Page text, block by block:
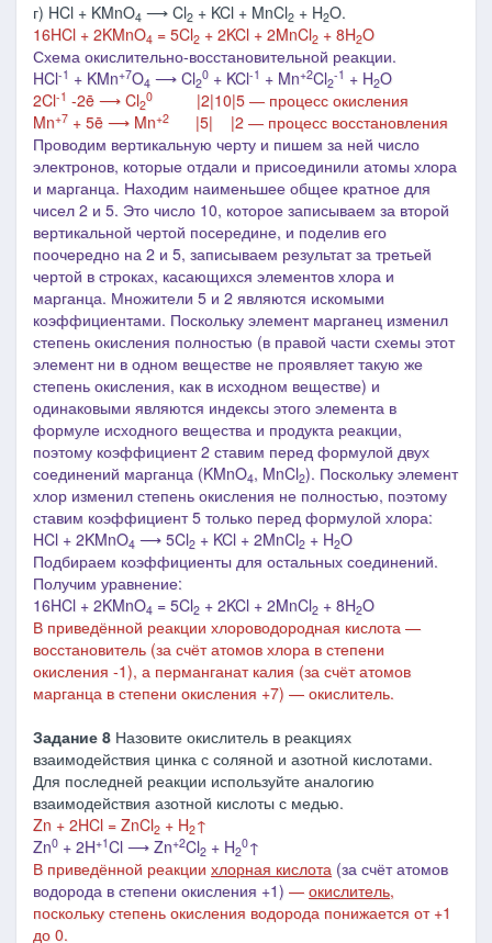
г) HCl + KMnO4 ⟶ Cl2 + KCl + MnCl2 + H2O.
16HCl + 2KMnO4 = 5Cl2 + 2KCl + 2MnCl2 + 8H2O
Схема окислительно-восстановительной реакции.
HCl-1 + KMn+7O4 ⟶ Cl2
0 + KCl-1 + Mn+2Cl2
-1 + H2O
2Cl-1 -2ē ⟶ Cl2
0
|2|10|5 ― процесс окисления
Mn+7 + 5ē ⟶ Mn+2
|5| |2 ― процесс восстановления
Проводим вертикальную черту и пишем за ней число
электронов, которые отдали и присоединили атомы хлора
и марганца. Находим наименьшее общее кратное для
чисел 2 и 5. Это число 10, которое записываем за второй
вертикальной чертой посередине, и поделив его
поочередно на 2 и 5, записываем результат за третьей
чертой в строках, касающихся элементов хлора и
марганца. Множители 5 и 2 являются искомыми
коэффициентами. Поскольку элемент марганец изменил
степень окисления полностью (в правой части схемы этот
элемент ни в одном веществе не проявляет такую же
степень окисления, как в исходном веществе) и
одинаковыми являются индексы этого элемента в
формуле исходного вещества и продукта реакции,
поэтому коэффициент 2 ставим перед формулой двух
соединений марганца (KMnO4, MnCl2). Поскольку элемент
хлор изменил степень окисления не полностью, поэтому
ставим коэффициент 5 только перед формулой хлора:
HCl + 2KMnO4 ⟶ 5Cl2 + KCl + 2MnCl2 + H2O
Подбираем коэффициенты для остальных соединений.
Получим уравнение:
16HCl + 2KMnO4 = 5Cl2 + 2KCl + 2MnCl2 + 8H2O
В приведённой реакции хлороводородная кислота —
восстановитель (за счёт атомов хлора в степени
окисления -1), а перманганат калия (за счёт атомов
марганца в степени окисления +7) — окислитель.
Задание 8 Назовите окислитель в реакциях
взаимодействия цинка с соляной и азотной кислотами.
Для последней реакции используйте аналогию
взаимодействия азотной кислоты с медью.
Zn + 2HCl = ZnCl2 + H2↑
Zn0 + 2H+1Cl ⟶ Zn+2Cl2 + H2
0↑
В приведённой реакции хлорная кислота (за счёт атомов
водорода в степени окисления +1) — окислитель,
поскольку степень окисления водорода понижается от +1
до 0.